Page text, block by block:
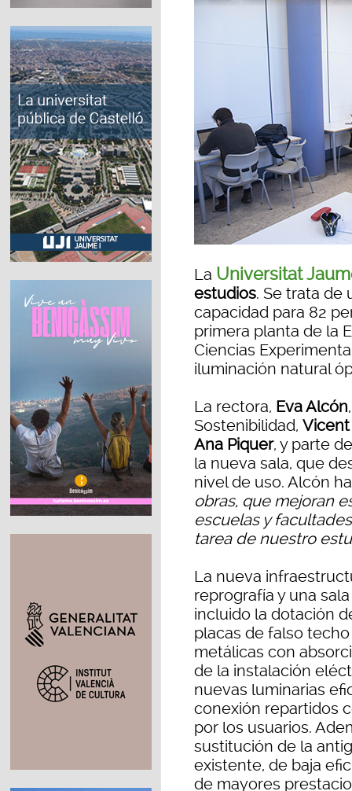
La Universitat
estudios. Se trata de
capacidad para 82
primera planta de la
Ciencias
iluminación natural
La rectora, Eva Alcón
Sostenibilidad,
Ana Piquer, y parte
la nueva sala, que
nivel de uso. Alcón
obras, que mejoran
escuelas y
tarea de nuestro
La nueva
reprografía y una
incluido la dotación
placas de falso
metálicas con
de la instalación
nuevas luminarias
conexión repartidos
por los usuarios.
sustitución de la
existente, de baja
de mayores